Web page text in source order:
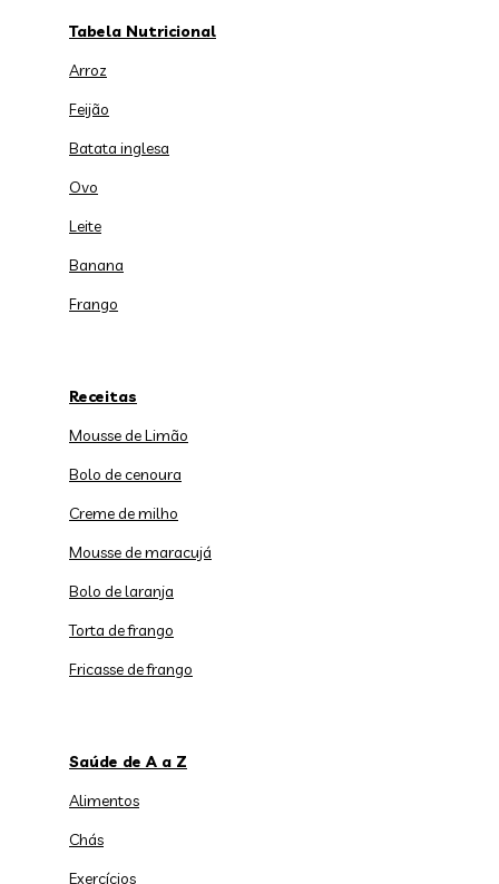
Tabela Nutricional
Arroz
Feijão
Batata inglesa
Ovo
Leite
Banana
Frango
Receitas
Mousse de Limão
Bolo de cenoura
Creme de milho
Mousse de maracujá
Bolo de laranja
Torta de frango
Fricasse de frango
Saúde de A a Z
Alimentos
Chás
Exercícios